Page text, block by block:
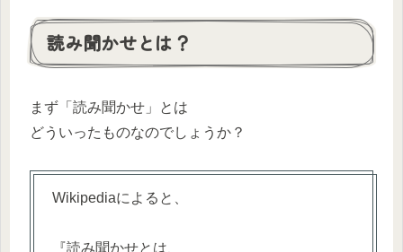
読み聞かせとは？
まず「読み聞かせ」とは
どういったものなのでしょうか？
Wikipediaによると、
『読み聞かせとは、